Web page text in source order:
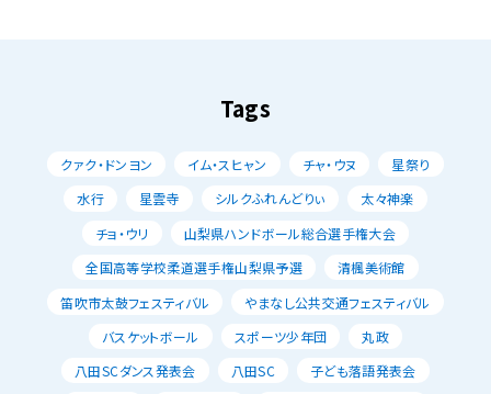
Tags
クァク・ドンヨン イム・スヒャン チャ・ウヌ
星祭り
水行
星雲寺 シルクふれんどりぃ
太々神楽
チョ・ウリ
山梨県ハンドボール総合選手権大会
全国高等学校柔道選手権山梨県予選
清楓美術館
笛吹市太鼓フェスティバル
やまなし公共交通フェスティバル
バスケットボール
スポーツ少年団
丸政
八田SCダンス発表会
八田SC
子ども落語発表会